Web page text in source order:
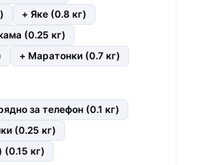
+ Яке (0.8 кг)
(0.25 кг)
+ Маратонки (0.7 кг)
за телефон (0.1 кг)
(0.25 кг)
(0.15 кг)